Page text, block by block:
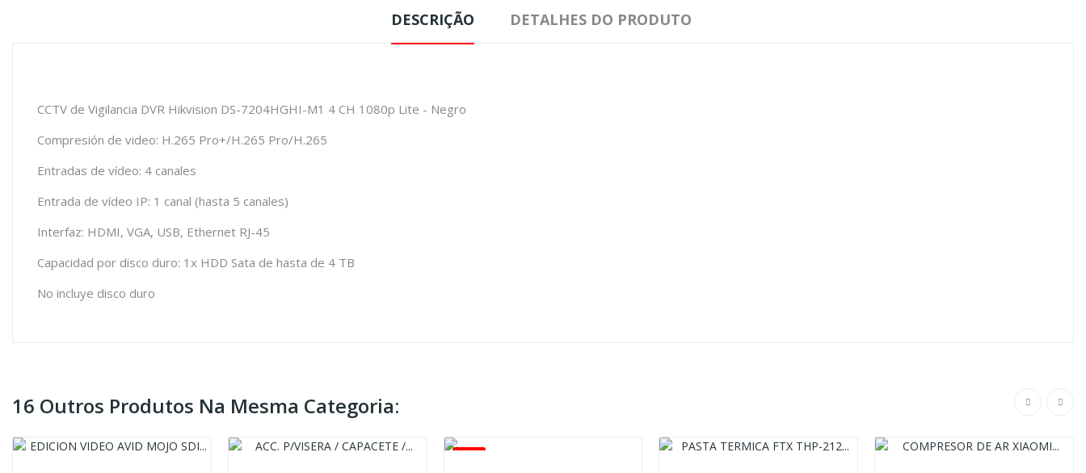
DESCRIÇÃO DETALHES DO PRODUTO
CCTV de Vigilancia DVR Hikvision DS-7204HGHI-M1 4 CH 1080p Lite - Negro
Compresión de video: H.265 Pro+/H.265 Pro/H.265
Entradas de vídeo: 4 canales
Entrada de vídeo IP: 1 canal (hasta 5 canales)
Interfaz: HDMI, VGA, USB, Ethernet RJ-45
Capacidad por disco duro: 1x HDD Sata de hasta de 4 TB
No incluye disco duro
16 Outros Produtos Na Mesma Categoria:
Novo